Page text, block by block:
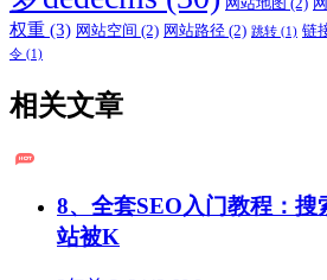
权重 (3) 网站空间 (2) 网站路径 (2) 跳转 (1) 链
令 (1)
相关文章
8、全套SEO入门教程：搜
站被K